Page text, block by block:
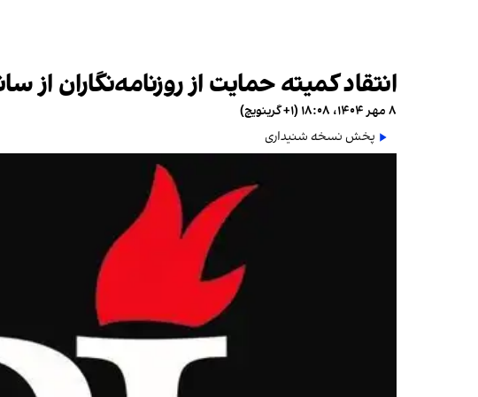
انتقاد کمیته حمایت از روزنامه‌نگاران
۸ مهر ۱۴۰۴، ۱۸:۰۸ (‎+۱ گرینویچ)
پخش نسخه شنیداری